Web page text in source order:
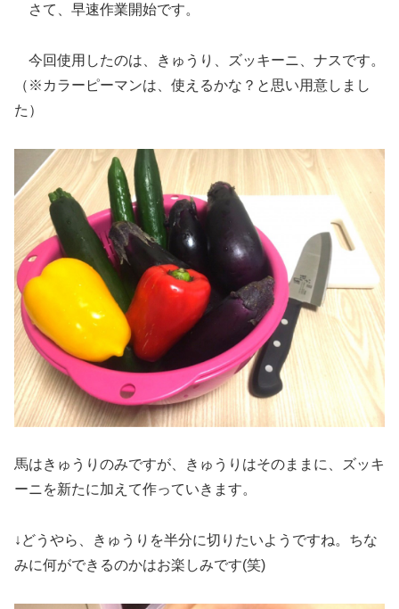
さて、早速作業開始です。
今回使用したのは、きゅうり、ズッキーニ、ナスです。
（※カラーピーマンは、使えるかな？と思い用意しまし
た）
馬はきゅうりのみですが、きゅうりはそのままに、ズッキ
ーニを新たに加えて作っていきます。
↓どうやら、きゅうりを半分に切りたいようですね。ちな
みに何ができるのかはお楽しみです(笑)